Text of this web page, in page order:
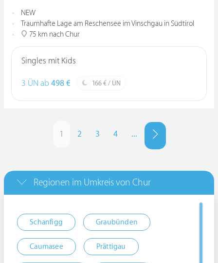
NEW
Traumhafte Lage am Reschensee im Vinschgau in Südtirol
75 km nach Chur
Singles mit Kids
3 ÜN ab 498 € 166 € / ÜN
1 2 3 4 ...
Regionen im Umkreis von Chur
Schanfigg Graubünden
Caumasee Prättigau